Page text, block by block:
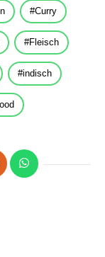
Curry
Fleisch
indisch